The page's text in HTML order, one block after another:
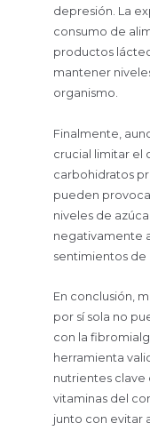
depresión. La
consumo de
productos
mantener
organismo.
Finalmente,
crucial limitar el
carbohidratos
pueden
niveles de
negativamente
sentimientos de
En conclusión,
por sí sola no
con la
herramienta
nutrientes clave
vitaminas del
junto con evitar